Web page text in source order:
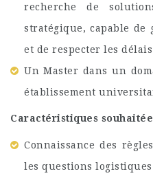
recherche de
stratégique, capable
et de respecter les délais
Un Master dans un
établissement
Caractéristiques
Connaissance des
les questions logistiques